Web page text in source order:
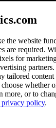
the website
are required.
for
tailored content
whether
more, or to
privacy policy.